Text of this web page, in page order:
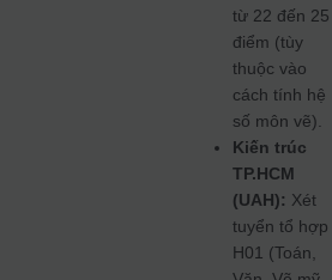
từ 22 đến 25
điểm (tùy
thuộc vào
cách tính hệ
số môn vẽ).
Kiến trúc
TP.HCM
(UAH): Xét
tuyển tổ hợp
H01 (Toán,